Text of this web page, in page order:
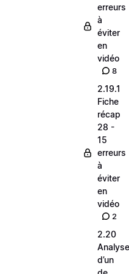
erreurs
à
éviter
en
vidéo
8
2.19.1
Fiche
récap
28 -
15
erreurs
à
éviter
en
vidéo
2
2.20
Analyse
d’un